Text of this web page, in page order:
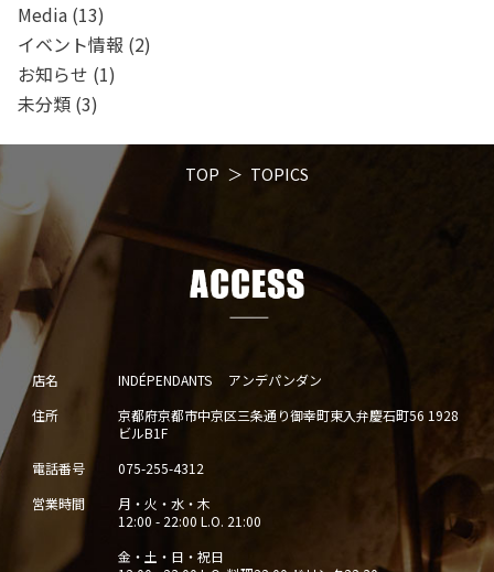
Media(13)
イベント情報 (2)
お知らせ (1)
未分類(3)
TOP TOPICS
店名
INDÉPENDANTS アンデパンダン
住所
京都府京都市中京区三条通り御幸町東入弁慶石町56 1928
ビルB1F
電話番号
075-255-4312
営業時間
月・火・水・木
12:00 - 22:00 L.O. 21:00
金・土・日・祝日